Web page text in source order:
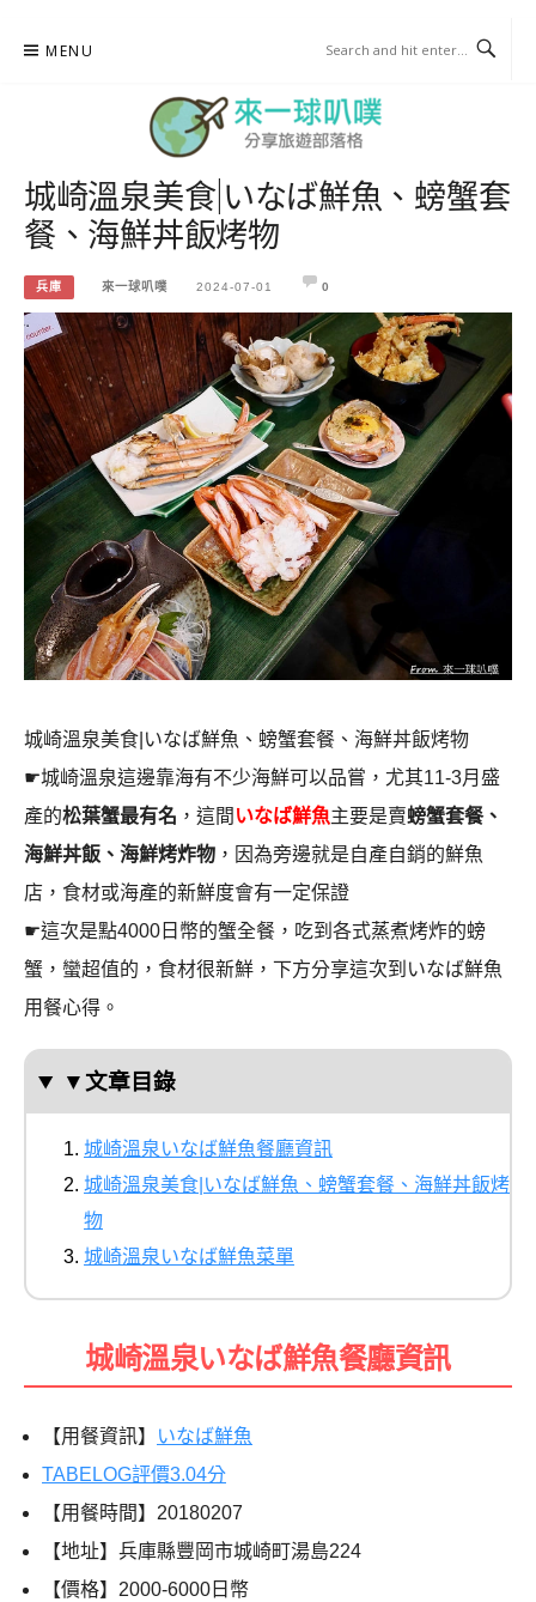
MENU
來一球叭噗
分享日本自助部落格
城崎溫泉美食|いなば鮮魚、螃蟹套
餐、海鮮丼飯烤物
兵庫 來一球叭噗 2024-07-01 0
城崎溫泉美食|いなば鮮魚、螃蟹套餐、海鮮丼飯烤物
☛城崎溫泉這邊靠海有不少海鮮可以品嘗，尤其11-3月盛
產的松葉蟹最有名 ，這間 いなば鮮魚主要是賣螃蟹套餐、
海鮮丼飯、海鮮烤炸物 ，因為旁邊就是自產自銷的鮮魚
店，食材或海產的新鮮度會有一定保證
☛這次是點4000 日幣的蟹全餐，吃到各式蒸煮烤炸的螃
蟹，蠻超值的，食材很新鮮，下方分享這次到いなば鮮魚
用餐心得。
▼文章目錄
城崎溫泉いなば鮮魚餐廳資訊
城崎溫泉美食|いなば鮮魚、螃蟹套餐、海鮮丼飯烤
物
城崎溫泉いなば鮮魚菜單
城崎溫泉いなば鮮魚餐廳資訊
【用餐資訊】
いなば鮮魚
TABELOG評價3.04分
【用餐時間】 20180207
【地址】兵庫縣豐岡市城崎町湯島224
【價格】2000-6000日幣